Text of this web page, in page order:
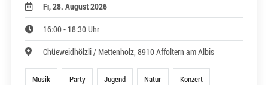
Fr, 28. August 2026
16:00 - 18:30 Uhr
Chüeweidhölzli / Mettenholz, 8910 Affoltern am Albis
Musik Party Jugend Natur Konzert